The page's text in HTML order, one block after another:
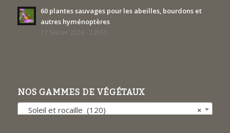
60 plantes sauvages pour les abeilles, bourdons et
autres hyménoptères
17 février 2026 - 22h50
NOS GAMMES DE VÉGÉTAUX
×
Soleil et rocaille (120)